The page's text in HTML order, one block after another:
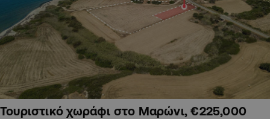
Τουριστικό χωράφι στο Μαρώνι, €225,000